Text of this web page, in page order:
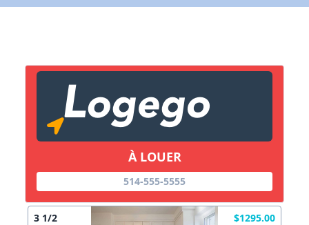
À LOUER
514-555-5555
3 1/2 $1295.00
X Fermer
Lien vers inscription (sera inclus dans courriel)
Copier lien
X Fermer Envoyez